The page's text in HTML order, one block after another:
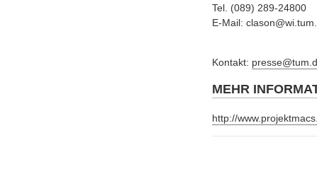
Tel. (089) 289-24800
E-Mail:
Kontakt:
MEHR
http://